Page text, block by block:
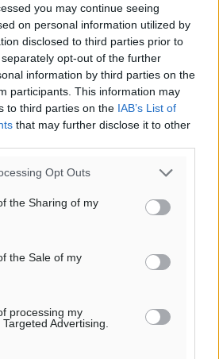
you may continue seeing
on personal information utilized by
disclosed to third parties prior to
opt-out of the further
information by third parties on the
participants. This information may
to third parties on the IAB’s List of
that may further disclose it to other
Opt Outs
the Sharing of my
the Sale of my
processing my
Advertising.
ειδήσεων